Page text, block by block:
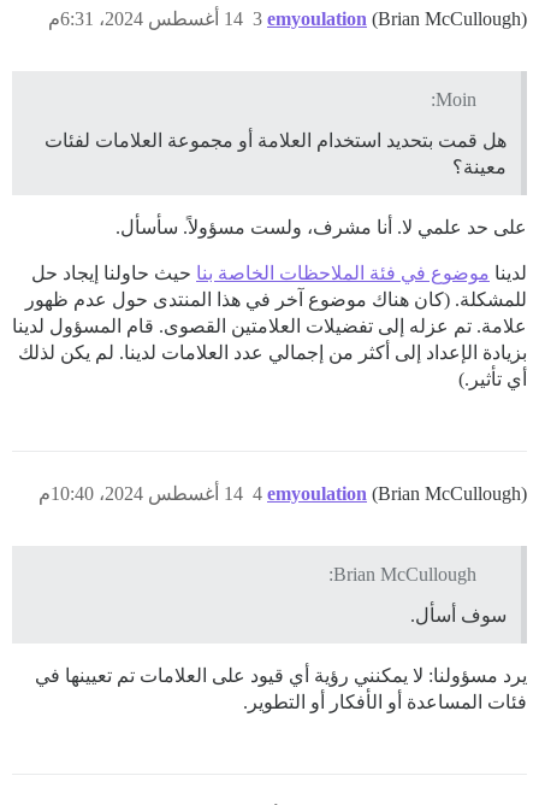
emyoulation (Brian McCullough) 14 أغسطس 2024، 6:31م 3
Moin:
هل قمت بتحديد استخدام العلامة أو مجموعة العلامات لفئات
معينة؟
على حد علمي لا. أنا مشرف، ولست مسؤولاً. سأسأل.
لدينا موضوع في فئة الملاحظات الخاصة بنا حيث حاولنا إيجاد حل
للمشكلة. (كان هناك موضوع آخر في هذا المنتدى حول عدم ظهور
علامة. تم عزله إلى تفضيلات العلامتين القصوى. قام المسؤول لدينا
بزيادة الإعداد إلى أكثر من إجمالي عدد العلامات لدينا. لم يكن لذلك
أي تأثير.)
emyoulation (Brian McCullough) 14 أغسطس 2024، 10:40م 4
Brian McCullough:
سوف أسأل.
يرد مسؤولنا: لا يمكنني رؤية أي قيود على العلامات تم تعيينها في
فئات المساعدة أو الأفكار أو التطوير.